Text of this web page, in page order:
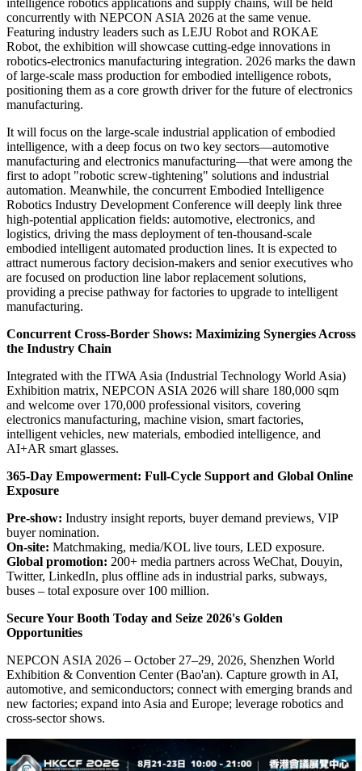
intelligence robotics applications and supply chains, will be held
concurrently with NEPCON ASIA 2026 at the same venue.
Featuring industry leaders such as LEJU Robot and ROKAE
Robot, the exhibition will showcase cutting-edge innovations in
robotics-electronics manufacturing integration. 2026 marks the dawn
of large-scale mass production for embodied intelligence robots,
positioning them as a core growth driver for the future of electronics
manufacturing.
It will focus on the large-scale industrial application of embodied
intelligence, with a deep focus on two key sectors—automotive
manufacturing and electronics manufacturing—that were among the
first to adopt "robotic screw-tightening" solutions and industrial
automation. Meanwhile, the concurrent Embodied Intelligence
Robotics Industry Development Conference will deeply link three
high-potential application fields: automotive, electronics, and
logistics, driving the mass deployment of ten-thousand-scale
embodied intelligent automated production lines. It is expected to
attract numerous factory decision-makers and senior executives who
are focused on production line labor replacement solutions,
providing a precise pathway for factories to upgrade to intelligent
manufacturing.
Concurrent Cross-Border Shows: Maximizing Synergies Across
the Industry Chain
Integrated with the ITWA Asia (Industrial Technology World Asia)
Exhibition matrix, NEPCON ASIA 2026 will share 180,000 sqm
and welcome over 170,000 professional visitors, covering
electronics manufacturing, machine vision, smart factories,
intelligent vehicles, new materials, embodied intelligence, and
AI+AR smart glasses.
365-Day Empowerment: Full-Cycle Support and Global Online
Exposure
Pre-show: Industry insight reports, buyer demand previews, VIP
buyer nomination.
On-site: Matchmaking, media/KOL live tours, LED exposure.
Global promotion: 200+ media partners across WeChat, Douyin,
Twitter, LinkedIn, plus offline ads in industrial parks, subways,
buses – total exposure over 100 million.
Secure Your Booth Today and Seize 2026's Golden
Opportunities
NEPCON ASIA 2026 – October 27–29, 2026, Shenzhen World
Exhibition & Convention Center (Bao'an). Capture growth in AI,
automotive, and semiconductors; connect with emerging brands and
new factories; expand into Asia and Europe; leverage robotics and
cross-sectorshows.